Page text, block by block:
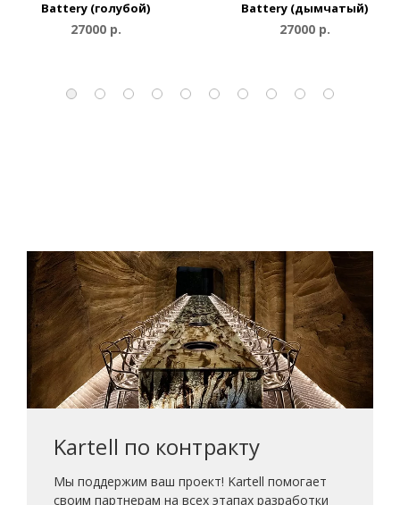
Battery (голубой)
27000 р.
Battery (дымчатый)
27000 р.
Kartell по контракту
Мы поддержим ваш проект! Kartell помогает
своим партнерам на всех этапах разработки